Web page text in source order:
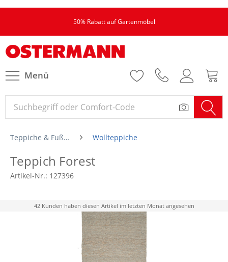
50% Rabatt auf Gartenmöbel
Menü
Teppiche & Fußmatten Wollteppiche
Teppich Forest
Artikel-Nr.: 127396
42 Kunden haben diesen Artikel im letzten Monat angesehen